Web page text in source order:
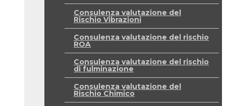
Consulenza valutazione del
Rischio Vibrazioni
Consulenza valutazione del rischio
ROA
Consulenza valutazione del rischio
di fulminazione
Consulenza valutazione del
Rischio Chimico